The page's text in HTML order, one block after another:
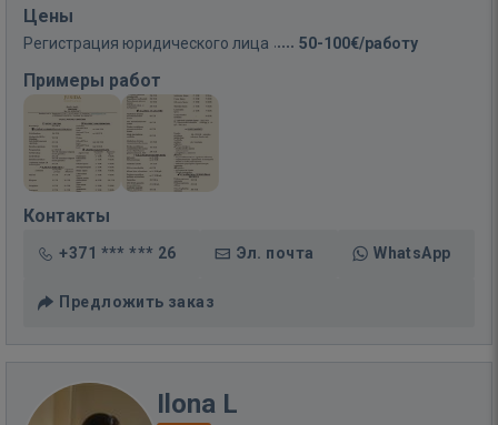
Цены
Регистрация юридического лица 50-100€/работу
Примеры работ
Контакты
+371 *** *** 26 Эл. почта WhatsApp
Предложить заказ
Ilona L